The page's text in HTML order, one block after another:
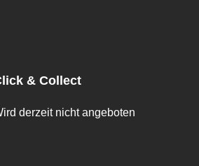
& Collect
derzeit nicht angeboten